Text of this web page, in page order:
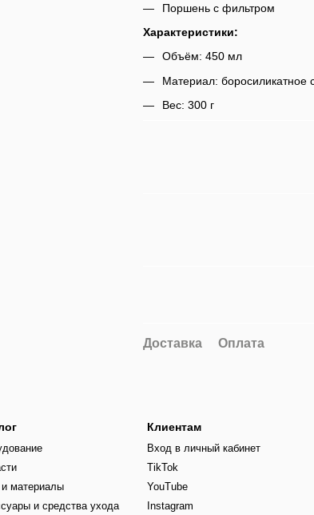
Поршень с фильтром
Характеристики:
Объём: 450 мл
Материал: боросиликатное
Вес: 300 г
Доставка Оплата
материалы
и средства ухода
Клиентам
Вход в личный кабинет
TikTok
YouTube
Instagram